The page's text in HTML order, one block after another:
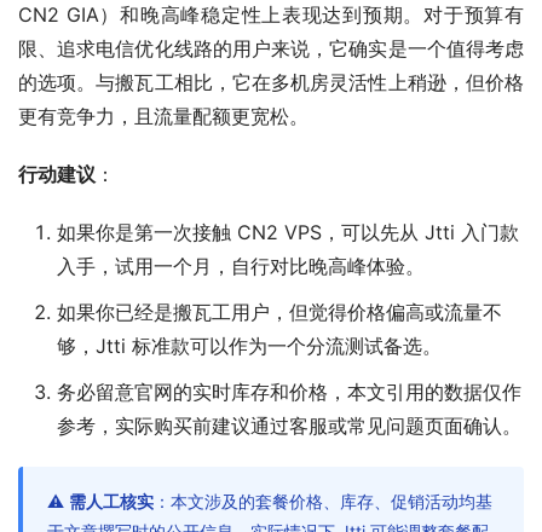
CN2 GIA）和晚高峰稳定性上表现达到预期。对于预算有
限、追求电信优化线路的用户来说，它确实是一个值得考虑
的选项。与搬瓦工相比，它在多机房灵活性上稍逊，但价格
更有竞争力，且流量配额更宽松。
行动建议 ：
如果你是第一次接触 CN2 VPS，可以先从 Jtti 入门款
入手，试用一个月，自行对比晚高峰体验。
如果你已经是搬瓦工用户，但觉得价格偏高或流量不
够，Jtti 标准款可以作为一个分流测试备选。
务必留意官网的实时库存和价格，本文引用的数据仅作
参考，实际购买前建议通过客服或常见问题页面确认。
⚠️ 需人工核实 ：本文涉及的套餐价格、库存、促销活动均基